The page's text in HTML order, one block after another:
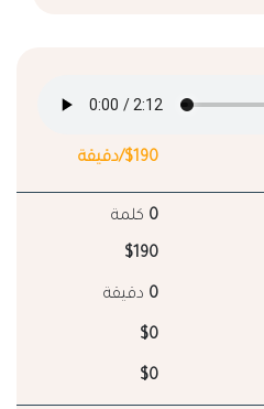
$190/دقيقة
0 كلمة
$190
0 دقيقة
$0
$0